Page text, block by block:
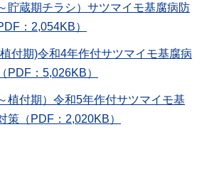
貯蔵期チラシ）サツマイモ基腐病防
：2,054KB）
付期)令和4年作付サツマイモ基腐病
PDF：5,026KB）
植付期）令和5年作付サツマイモ基
策（PDF：2,020KB）